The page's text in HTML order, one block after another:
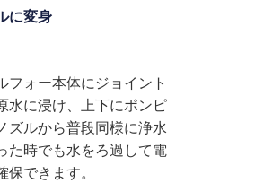
に変身
フォー本体にジョイント
水に浸け、上下にポンピ
ズルから普段同様に浄水
た時でも水をろ過して電
できます。